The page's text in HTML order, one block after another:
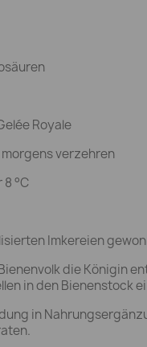
Royale
verzehren
°C
Imkereien
die Königin
in den Bienenstock
in